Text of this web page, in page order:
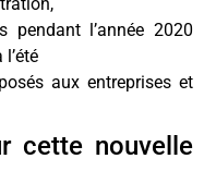
pendant l’année 2020
aux entreprises et
cette nouvelle